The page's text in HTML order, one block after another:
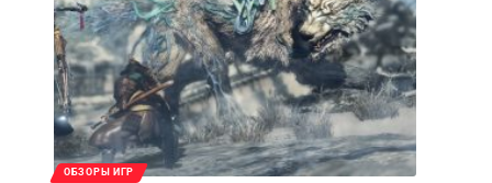
ОБЗОРЫ ИГР